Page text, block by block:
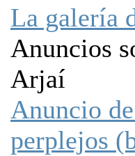
La galería
Anuncios
Arjaí
Anuncio
perplejos